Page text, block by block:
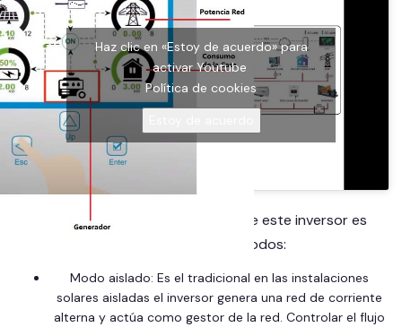
Haz clic en «Estoy de acuerdo» para
activar Youtube
Política de cookies
En definitiva, el funcionamiento de este inversor es
puede ser de tres modos:
Modo aislado: Es el tradicional en las instalaciones
solares aisladas el inversor genera una red de corriente
alterna y actúa como gestor de la red. Controlar el flujo